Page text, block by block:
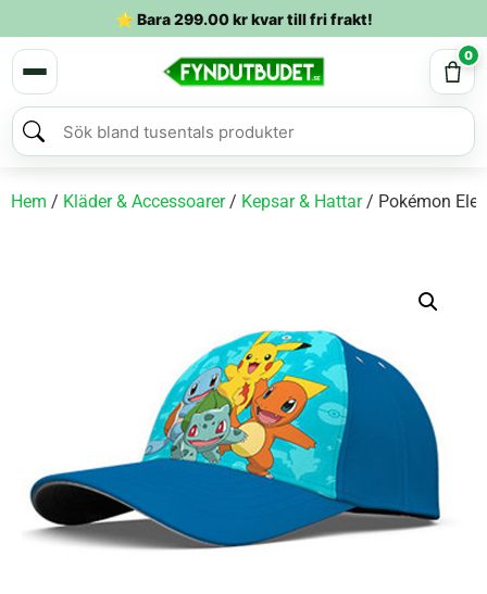
⭐ Bara299.00krkvar till fri frakt!
0
Hem / Kläder & Accessoarer/ Kepsar & Hattar/ Pokémon